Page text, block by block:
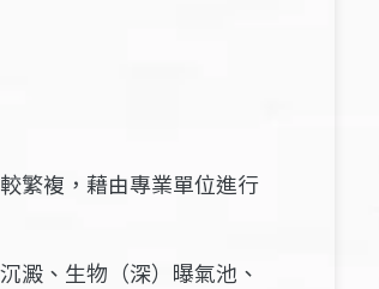
繁複，藉由專業單位進行
澱、生物（深）曝氣池、